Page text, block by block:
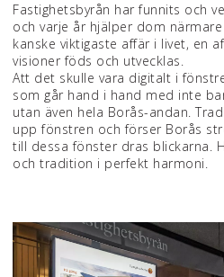
Fastighetsbyrån har funnits och
och varje år hjälper dom
kanske viktigaste affär i livet, en
visioner föds och utvecklas.
Att det skulle vara digitalt i
som går hand i hand med inte
utan även hela Borås-andan.
upp fönstren och förser Borås
till dessa fönster dras blickarna.
och tradition i perfekt harmoni.